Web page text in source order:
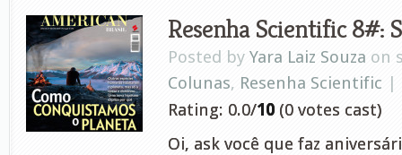
Resenha Scientific 8#:
Posted by Yara Laiz Souza on
Colunas, Resenha Scientific |
Rating: 0.0/10 (0 votes cast)
Oi, ask você que faz